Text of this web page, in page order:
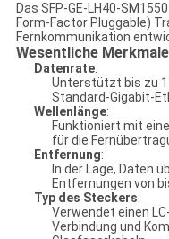
Das SFP-GE-LH40-
Form-Factor Pluggable)
Fernkommunikation
Wesentliche Merkmale
Datenrate:
Unterstützt bis zu
Standard-Gigabit-
Wellenlänge:
Funktioniert mit
für die
Entfernung:
In der Lage, Daten
Entfernungen von
Typ des Steckers:
Verwendet einen
Verbindung und